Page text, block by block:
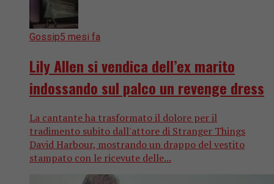
Gossip5 mesi fa
Lily Allen si vendica dell’ex marito
indossando sul palco un revenge dress
La cantante ha trasformato il dolore per il
tradimento subito dall'attore di Stranger Things
David Harbour, mostrando un drappo del vestito
stampato con le ricevute delle...